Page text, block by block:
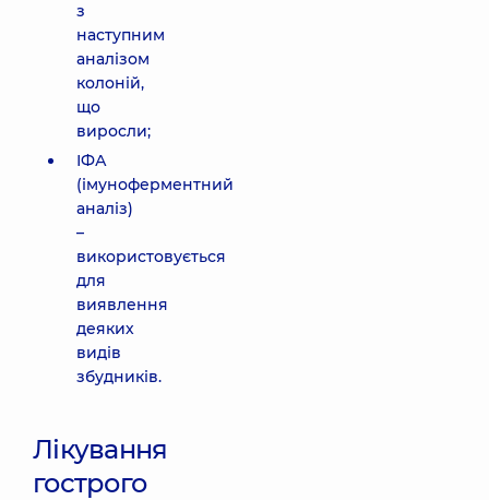
з
наступним
аналізом
колоній,
що
виросли;
ІФА
(імуноферментний
аналіз)
–
використовується
для
виявлення
деяких
видів
збудників.
Лікування
гострого